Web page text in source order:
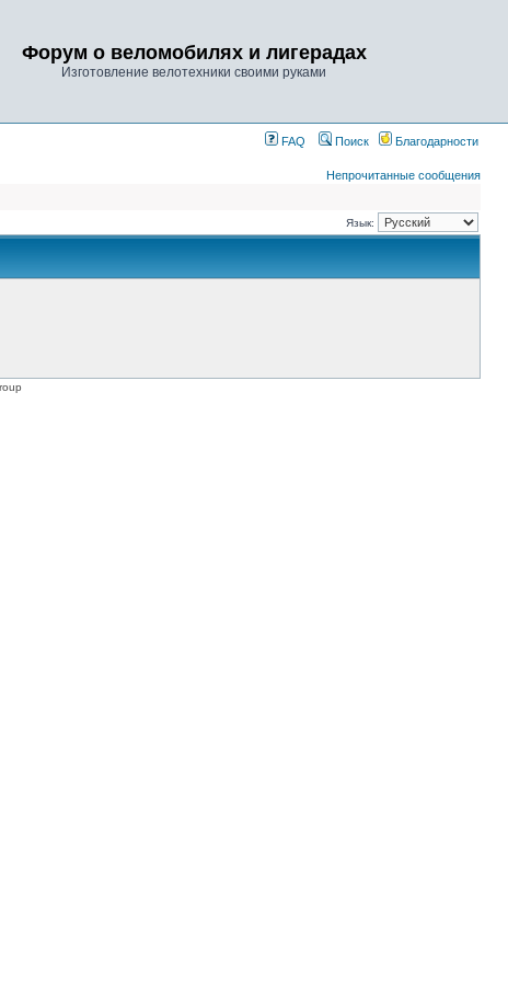
Форум о веломобилях и лигерадах
Изготовление велотехники своими руками
FAQ Поиск Благодарности
Непрочитанные сообщения
Язык: